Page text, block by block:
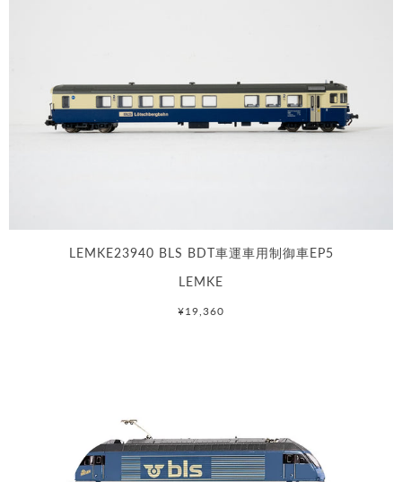
LEMKE23940 BLS BDT車運車用制御車EP5
LEMKE
¥19,360